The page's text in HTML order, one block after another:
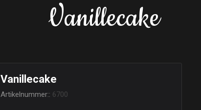
Vanillecake
Vanillecake
Artikelnummer:: 6700